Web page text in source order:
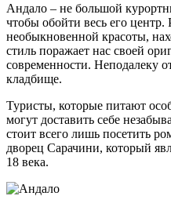
Андало – не большой
чтобы обойти весь его центр.
необыкновенной красоты,
стиль поражает нас своей
современности. Неподалеку
кладбище.
Туристы, которые питают
могут доставить себе
стоит всего лишь посетить
дворец Сарачини, который
18 века.